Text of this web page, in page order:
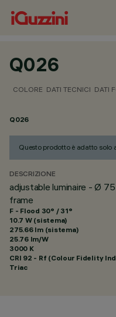
Q026
COLORE DATI TECNICI DATI
Q026
Questo prodotto è adatto solo
DESCRIZIONE
adjustable luminaire - Ø
frame
F - Flood 30° / 31°
10.7 W (sistema)
275.66 lm (sistema)
25.76 lm/W
3000 K
CRI 92 - Rf (Colour Fidelity
Triac